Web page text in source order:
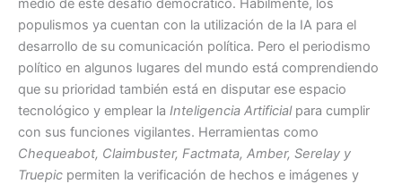
medio de este desafío democrático. Hábilmente, los
populismos ya cuentan con la utilización de la IA para el
desarrollo de su comunicación política. Pero el periodismo
político en algunos lugares del mundo está comprendiendo
que su prioridad también está en disputar ese espacio
tecnológico y emplear la Inteligencia Artificialpara cumplir
con sus funciones vigilantes. Herramientas como
Chequeabot, Claimbuster, Factmata, Amber, Serelay y
Truepic permiten la verificación de hechos e imágenes y